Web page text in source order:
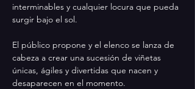
interminables y cualquier locura que pueda
surgir bajo el sol.
El público propone y el elenco se lanza de
cabeza a crear una sucesión de viñetas
únicas, ágiles y divertidas que nacen y
desaparecen en el momento.